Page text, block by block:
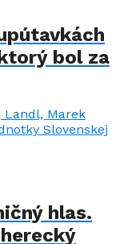
bol za
hlas.